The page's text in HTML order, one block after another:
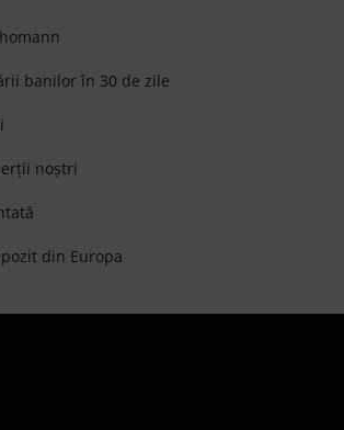
banilor în 30 de zile
noștri
din Europa